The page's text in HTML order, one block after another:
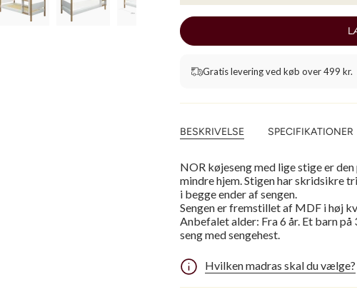
Gratis levering ved køb over 499 kr.
BESKRIVELSE SPECIFIKATIONER
NOR køjeseng med lige stige er
mindre hjem. Stigen har skridsikre
i begge ender af sengen.
Sengen er fremstillet af MDF i høj
Anbefalet alder: Fra 6 år. Et barn
seng med sengehest.
Hvilken madras skal du vælge?